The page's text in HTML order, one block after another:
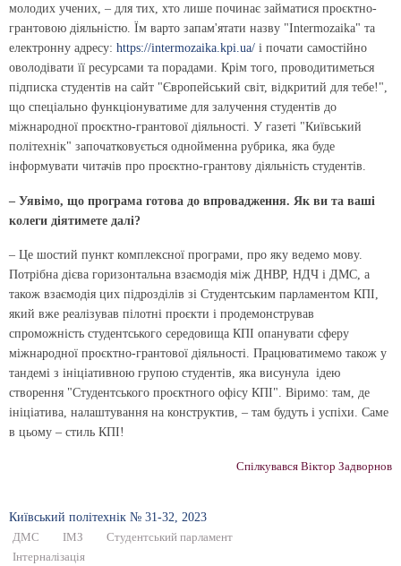
молодих учених, – для тих, хто лише починає займатися проєктно-
грантовою діяльністю. Їм варто запам'ятати назву "Intermozaika" та
електронну адресу: https://intermozaika.kpi.ua/ і почати самостійно
оволодівати її ресурсами та порадами. Крім того, проводитиметься
підписка студентів на сайт "Європейський світ, відкритий для тебе!",
що спеціально функціонуватиме для залучення студентів до
міжнародної проєктно-грантової діяльності. У газеті "Київський
політехнік" започатковується однойменна рубрика, яка буде
інформувати читачів про проєктно-грантову діяльність студентів.
– Уявімо, що програма готова до впровадження. Як ви та ваші
колеги діятимете далі?
– Це шостий пункт комплексної програми, про яку ведемо мову.
Потрібна дієва горизонтальна взаємодія між ДНВР, НДЧ і ДМС, а
також взаємодія цих підрозділів зі Студентським парламентом КПІ,
який вже реалізував пілотні проєкти і продемонстрував
спроможність студентського середовища КПІ опанувати сферу
міжнародної проєктно-грантової діяльності. Працюватимемо також у
тандемі з ініціативною групою студентів, яка висунула ідею
створення "Студентського проєктного офісу КПІ". Віримо: там, де
ініціатива, налаштування на конструктив, – там будуть і успіхи. Саме
в цьому – стиль КПІ!
Спілкувався Віктор Задворнов
Київський полiтехнiк № 31-32, 2023
ДМС ІМЗ
Студентський парламент
Інтерналізація